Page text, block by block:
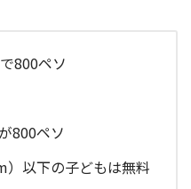
800ペソ
800ペソ
）以下の子どもは無料